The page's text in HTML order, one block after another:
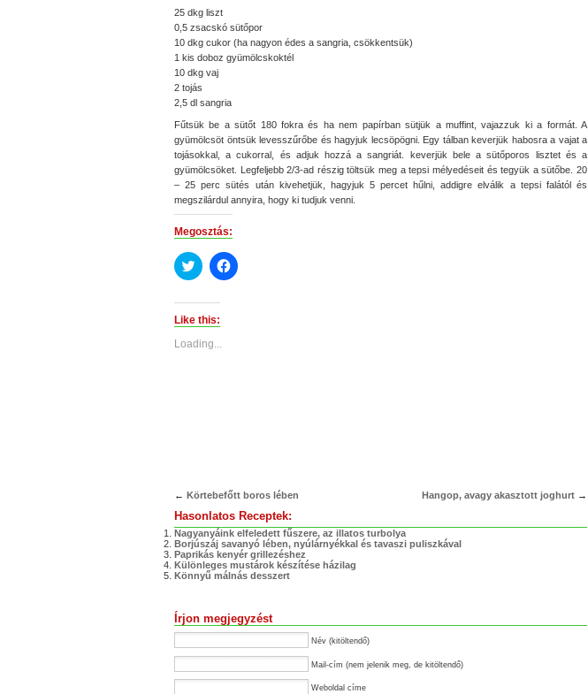
25 dkg liszt
0,5 zsacskó sütőpor
10 dkg cukor (ha nagyon édes a sangria, csökkentsük)
1 kis doboz gyümölcskoktél
10 dkg vaj
2 tojás
2,5 dl sangria
Fűtsük be a sütőt 180 fokra és ha nem papírban sütjük a muffint, vajazzuk ki a formát. A
gyümölcsöt öntsük levesszűrőbe és hagyjuk lecsöpögni. Egy tálban keverjük habosra a vajat a
tojásokkal, a cukorral, és adjuk hozzá a sangriát. keverjük bele a sütőporos lisztet és a
gyümölcsöket. Legfeljebb 2/3-ad részig töltsük meg a tepsi mélyedéseit és tegyük a sütőbe. 20
– 25 perc sütés után kivehetjük, hagyjuk 5 percet hűlni, addigre elválik a tepsi falától és
megszilárdul annyira, hogy ki tudjuk venni.
Megosztás:
Click
to
(Opens
in
new
Click
to
Like this:
Loading...
← Körtebefőtt boros lében Hangop, avagy akasztott joghurt →
Hasonlatos Receptek:
Nagyanyáink elfeledett fűszere, az illatos turbolya
Borjúszáj savanyó lében, nyúlárnyékkal és tavaszi puliszkával
Paprikás kenyér grillezéshez
Különleges mustárok készítése házilag
Könnyű málnás desszert
Írjon megjegyzést
Név (kitöltendő)
Mail-cím (nem jelenik meg, de kitöltendő)
Weboldal címe